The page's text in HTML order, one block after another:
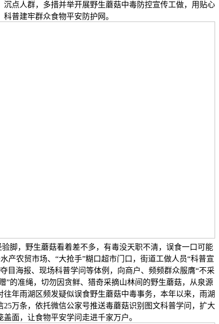
沉点人群，多措并举开展野生蘑菇中毒防控宣传工做，用贴心
科普建牢群众食物平安防护网。
脚，野生蘑菇看着差不多，有毒没天职不清，误食一口可能
产农贸市场、“大抢手”糊口超市门口，街道工做人员“科普宣
目海报、现场科普学问等体例，向商户、频频群众服膺“不采
”的准绳，切勿因贪鲜、猎奇采摘山林间的野生蘑菇，从泉源
年雨湖区频发疑似误食野生蘑菇中毒事务，本年以来，雨湖
万条，依托微信公家号推送毒蘑菇识别图文科普学问，扩大
盖面，让食物平安学问走进千家万户。